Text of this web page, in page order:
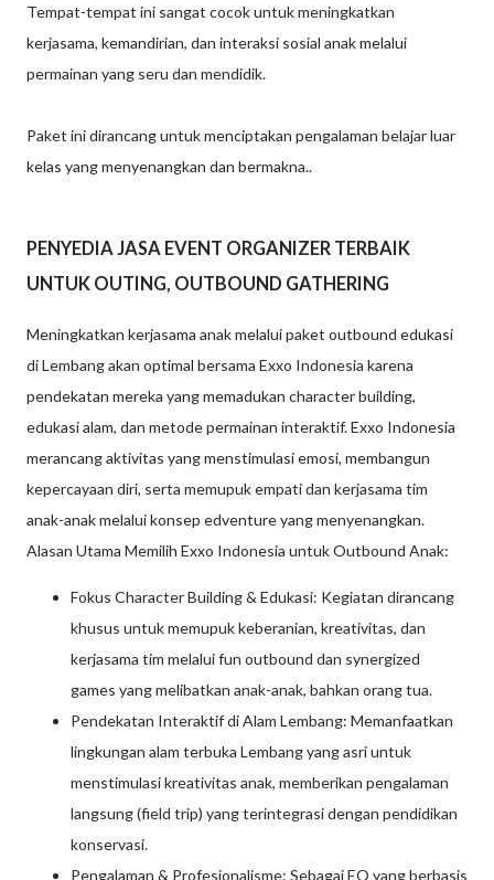
Tempat-tempat ini sangat cocok untuk meningkatkan
kerjasama, kemandirian, dan interaksi sosial anak melalui
permainan yang seru dan mendidik.
Paket ini dirancang untuk menciptakan pengalaman belajar luar
kelas yang menyenangkan dan bermakna..
PENYEDIA JASA EVENT ORGANIZER TERBAIK
UNTUK OUTING, OUTBOUND GATHERING
Meningkatkan kerjasama anak melalui paket outbound edukasi
di Lembang akan optimal bersama Exxo Indonesia karena
pendekatan mereka yang memadukan character building,
edukasi alam, dan metode permainan interaktif. Exxo Indonesia
merancang aktivitas yang menstimulasi emosi, membangun
kepercayaan diri, serta memupuk empati dan kerjasama tim
anak-anak melalui konsep edventure yang menyenangkan.
Alasan Utama Memilih Exxo Indonesia untuk Outbound Anak:
Fokus Character Building & Edukasi: Kegiatan dirancang
khusus untuk memupuk keberanian, kreativitas, dan
kerjasama tim melalui fun outbound dan synergized
games yang melibatkan anak-anak, bahkan orang tua.
Pendekatan Interaktif di Alam Lembang: Memanfaatkan
lingkungan alam terbuka Lembang yang asri untuk
menstimulasi kreativitas anak, memberikan pengalaman
langsung (field trip) yang terintegrasi dengan pendidikan
konservasi.
Pengalaman & Profesionalisme: Sebagai EO yang berbasis